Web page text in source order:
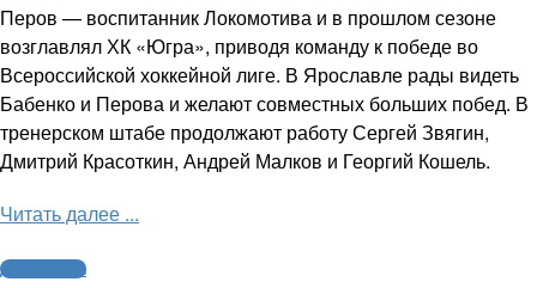
Перов — воспитанник Локомотива и в прошлом сезоне
возглавлял ХК «Югра», приводя команду к победе во
Всероссийской хоккейной лиге. В Ярославле рады видеть
Бабенко и Перова и желают совместных больших побед. В
тренерском штабе продолжают работу Сергей Звягин,
Дмитрий Красоткин, Андрей Малков и Георгий Кошель.
Читать далее ...
Другие виды